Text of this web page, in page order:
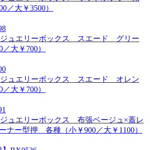
大￥3500）
ジュエリーボックス スエード グリー
大￥700）
ジュエリーボックス スエード オレン
大￥700）
ジュエリーボックス 布張ベージュ×蓋レ
ー型押 各種（小￥900／大￥1100）